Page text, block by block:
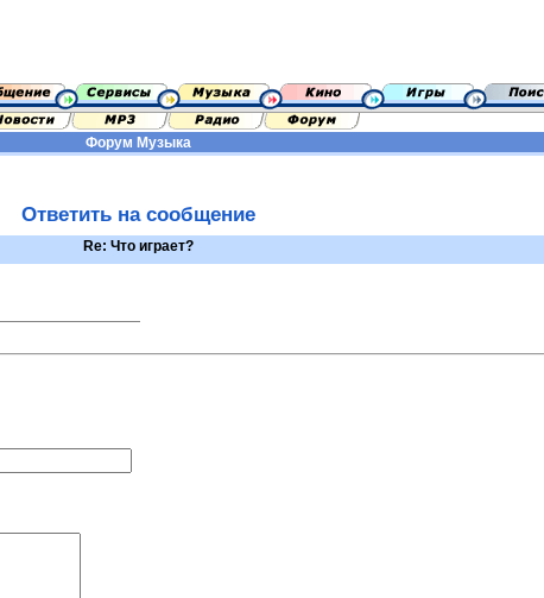
Форум Музыка
Ответить на сообщение
Re: Что играет?